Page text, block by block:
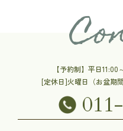
【予約制】平日
[定休日]火曜日（お盆期